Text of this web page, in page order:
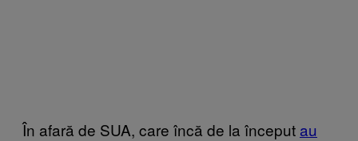
În afară de SUA, care încă de la început au